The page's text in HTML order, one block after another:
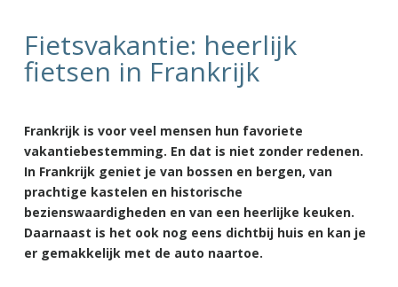
Fietsvakantie: heerlijk
fietsen in Frankrijk
Frankrijk is voor veel mensen hun favoriete
vakantiebestemming. En dat is niet zonder redenen.
In Frankrijk geniet je van bossen en bergen, van
prachtige kastelen en historische
bezienswaardigheden en van een heerlijke keuken.
Daarnaast is het ook nog eens dichtbij huis en kan je
er gemakkelijk met de auto naartoe.